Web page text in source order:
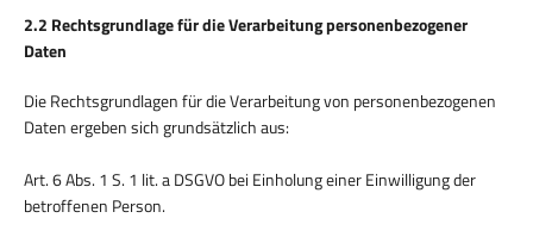
2.2 Rechtsgrundlage für die Verarbeitung personenbezogener
Daten
Die Rechtsgrundlagen für die Verarbeitung von personenbezogenen
Daten ergeben sich grundsätzlich aus:
Art. 6 Abs. 1 S. 1 lit. a DSGVO bei Einholung einer Einwilligung der
betroffenen Person.